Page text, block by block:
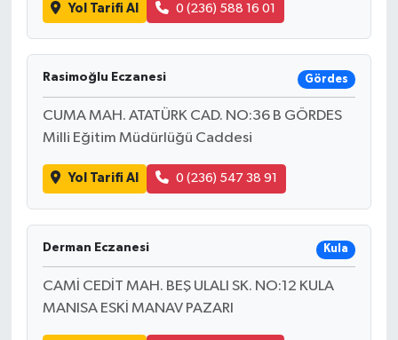
Yol Tarifi Al 0 (236) 588 16 01
Rasimoğlu Eczanesi Gördes
CUMA MAH. ATATÜRK CAD. NO:36 B GÖRDES
Milli Eğitim Müdürlüğü Caddesi
Yol Tarifi Al 0 (236) 547 38 91
Derman Eczanesi Kula
CAMİ CEDİT MAH. BEŞ ULALI SK. NO:12 KULA
MANISA ESKİ MANAV PAZARI